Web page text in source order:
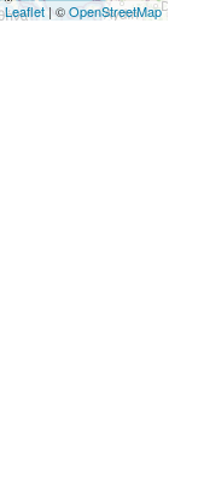
Leaflet| ©OpenStreetMap